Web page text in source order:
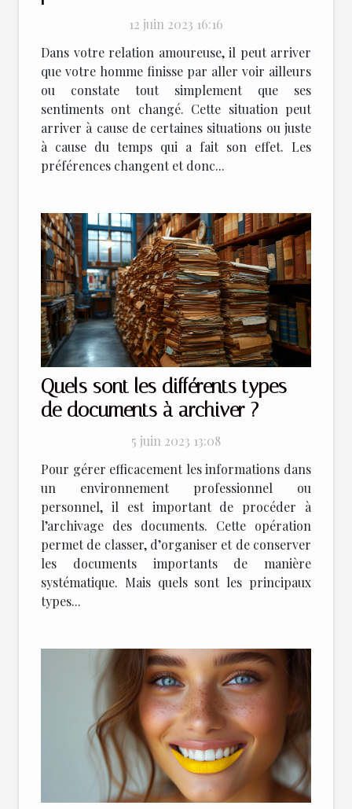
12 juin 2023 16:16
Dans votre relation amoureuse, il peut arriver
que votre homme finisse par aller voir ailleurs
ou constate tout simplement que ses
sentiments ont changé. Cette situation peut
arriver à cause de certaines situations ou juste
à cause du temps qui a fait son effet. Les
préférences changent et donc...
Quels sont les différents types
de documents à archiver ?
5 juin 2023 13:08
Pour gérer efficacement les informations dans
un environnement professionnel ou
personnel, il est important de procéder à
l’archivage des documents. Cette opération
permet de classer, d’organiser et de conserver
les documents importants de manière
systématique. Mais quels sont les principaux
types...